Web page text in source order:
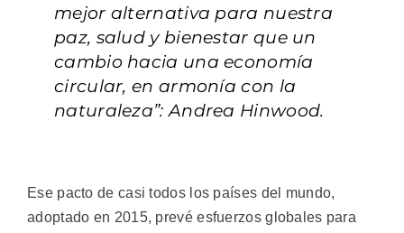
mejor alternativa para nuestra
paz, salud y bienestar que un
cambio hacia una economía
circular, en armonía con la
naturaleza”: Andrea Hinwood.
Ese pacto de casi todos los países del mundo,
adoptado en 2015, prevé esfuerzos globales para